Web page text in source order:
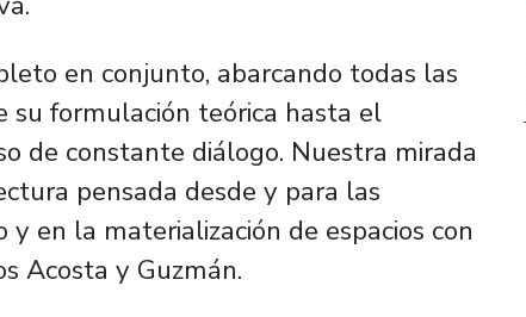
en conjunto, abarcando todas las
su formulación teórica hasta el
de constante diálogo. Nuestra mirada
pensada desde y para las
y en la materialización de espacios con
Acosta y Guzmán.